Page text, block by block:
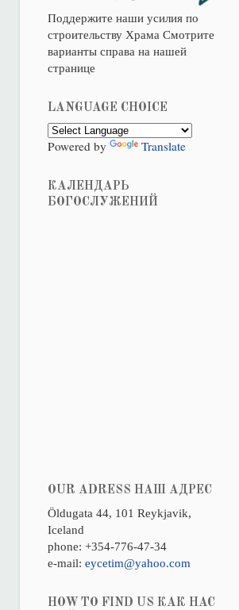
Поддержите наши усилия по
строительству Храма Смотрите
варианты справа на нашей
странице
LANGUAGE CHOICE
Powered by Translate
КАЛЕНДАРЬ
БОГОСЛУЖЕНИЙ
OUR ADRESS НАШ АДРЕС
Öldugata 44, 101 Reykjavik,
Iceland
phone: +354-776-47-34
e-mail: eycetim@yahoo.com
HOW TO FIND US КАК НАС